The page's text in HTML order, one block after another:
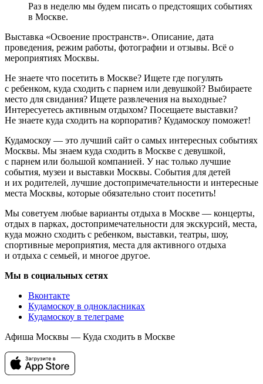
Раз в неделю мы будем писать о предстоящих событиях
в Москве.
Выставка «Освоение пространств». Описание, дата
проведения, режим работы, фотографии и отзывы. Всё о
мероприятиях Москвы.
Не знаете что посетить в Москве? Ищете где погулять
с ребенком, куда сходить с парнем или девушкой? Выбираете
место для свидания? Ищете развлечения на выходные?
Интересуетесь активным отдыхом? Посещаете выставки?
Не знаете куда сходить на корпоратив? Кудамоскоу поможет!
Кудамоскоу — это лучший сайт о самых интересных событиях
Москвы. Мы знаем куда сходить в Москве с девушкой,
с парнем или большой компанией. У нас только лучшие
события, музеи и выставки Москвы. События для детей
и их родителей, лучшие достопримечательности и интересные
места Москвы, которые обязательно стоит посетить!
Мы советуем любые варианты отдыха в Москве — концерты,
отдых в парках, достопримечательности для экскурсий, места,
куда можно сходить с ребенком, выставки, театры, шоу,
спортивные мероприятия, места для активного отдыха
и отдыха с семьей, и многое другое.
Мы в социальных сетях
Вконтакте
Кудамоскоу в однокласниках
Кудамоскоу в телеграме
Афиша Москвы — Куда сходить в Москве